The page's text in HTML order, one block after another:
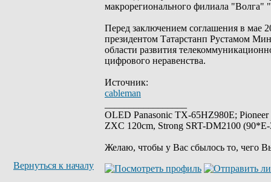
макрорегионального филиала "Волга"
Перед заключением соглашения в мае
президентом Татарстанп Рустамом
области развития
цифрового неравенства.
Источник:
cableman
OLED Panasonic TX-65HZ980E;
ZXC 120cm, Strong SRT-DM2100
Желаю, чтобы у Вас сбылось то, чего
Вернуться к началу